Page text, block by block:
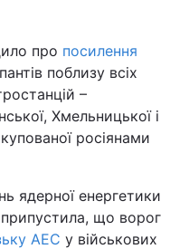
про посилення
поблизу всіх
–
Хмельницької і
росіянами
ядерної енергетики
що ворог
АЕС у військових